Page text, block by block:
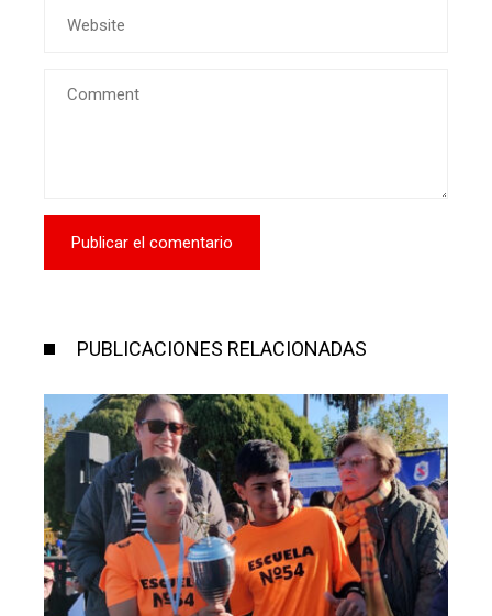
PUBLICACIONES RELACIONADAS